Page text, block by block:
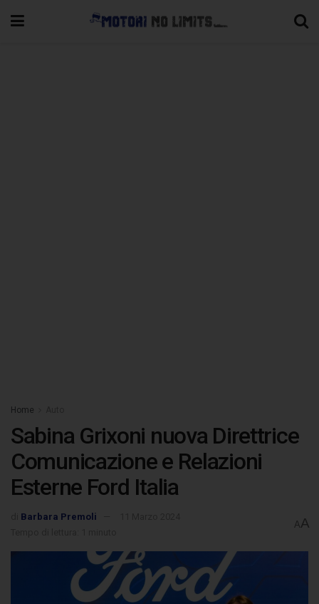
Home
Sabina Grixoni nuova Direttrice
Comunicazione e Relazioni
Esterne Ford Italia
Barbara Premoli
AA